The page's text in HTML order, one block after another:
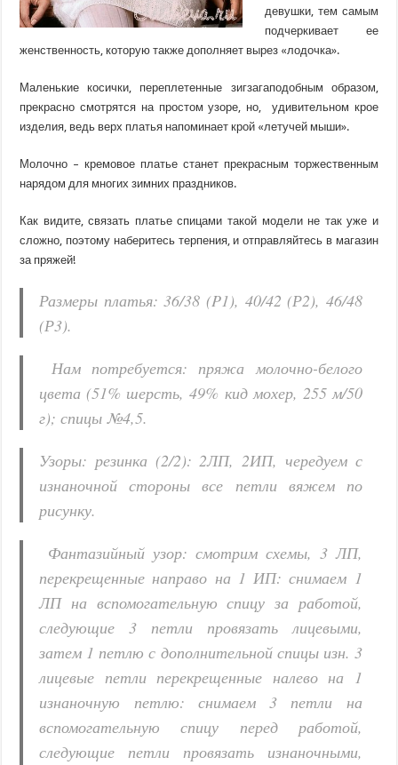
девушки, тем самым
подчеркивает ее
женственность, которую также дополняет вырез «лодочка».
Маленькие косички, переплетенные зигзагаподобным образом,
прекрасно смотрятся на простом узоре, но, удивительном крое
изделия, ведь верх платья напоминает крой «летучей мыши».
Молочно – кремовое платье станет прекрасным торжественным
нарядом для многих зимних праздников.
Как видите, связать платье спицами такой модели не так уже и
сложно, поэтому наберитесь терпения, и отправляйтесь в магазин
за пряжей!
Размеры платья: 36/38 (P1), 40/42 (Р2), 46/48
(Р3).
Нам потребуется: пряжа молочно-белого
цвета (51% шерсть, 49% кид мохер, 255 м/50
г); спицы №4,5.
Узоры: резинка (2/2): 2ЛП, 2ИП, чередуем с
изнаночной стороны все петли вяжем по
рисунку.
Фантазийный узор: смотрим схемы, 3 ЛП,
перекрещенные направо на 1 ИП: снимаем 1
ЛП на вспомогательную спицу за работой,
следующие 3 петли провязать лицевыми,
затем 1 петлю с дополнительной спицы изн. 3
лицевые петли перекрещенные налево на 1
изнаночную петлю: снимаем 3 петли на
вспомогательную спицу перед работой,
следующие петли провязать изнаночными,